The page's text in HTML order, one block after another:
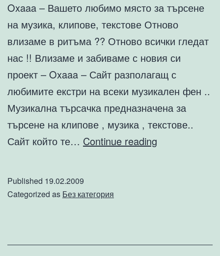
Oxaaa – Вашето любимо място за търсене
на музика, клипове, текстове Отново
влизаме в ритъма ?? Отново всички гледат
нас !! Влизаме и забиваме с новия си
проект – Oxaaa – Сайт разполагащ с
любимите екстри на всеки музикален фен ..
Музикална търсачка предназначена за
търсене на клипове , музика , текстове..
Сайт който те… Continue reading
Published 19.02.2009
Categorized as Без категория